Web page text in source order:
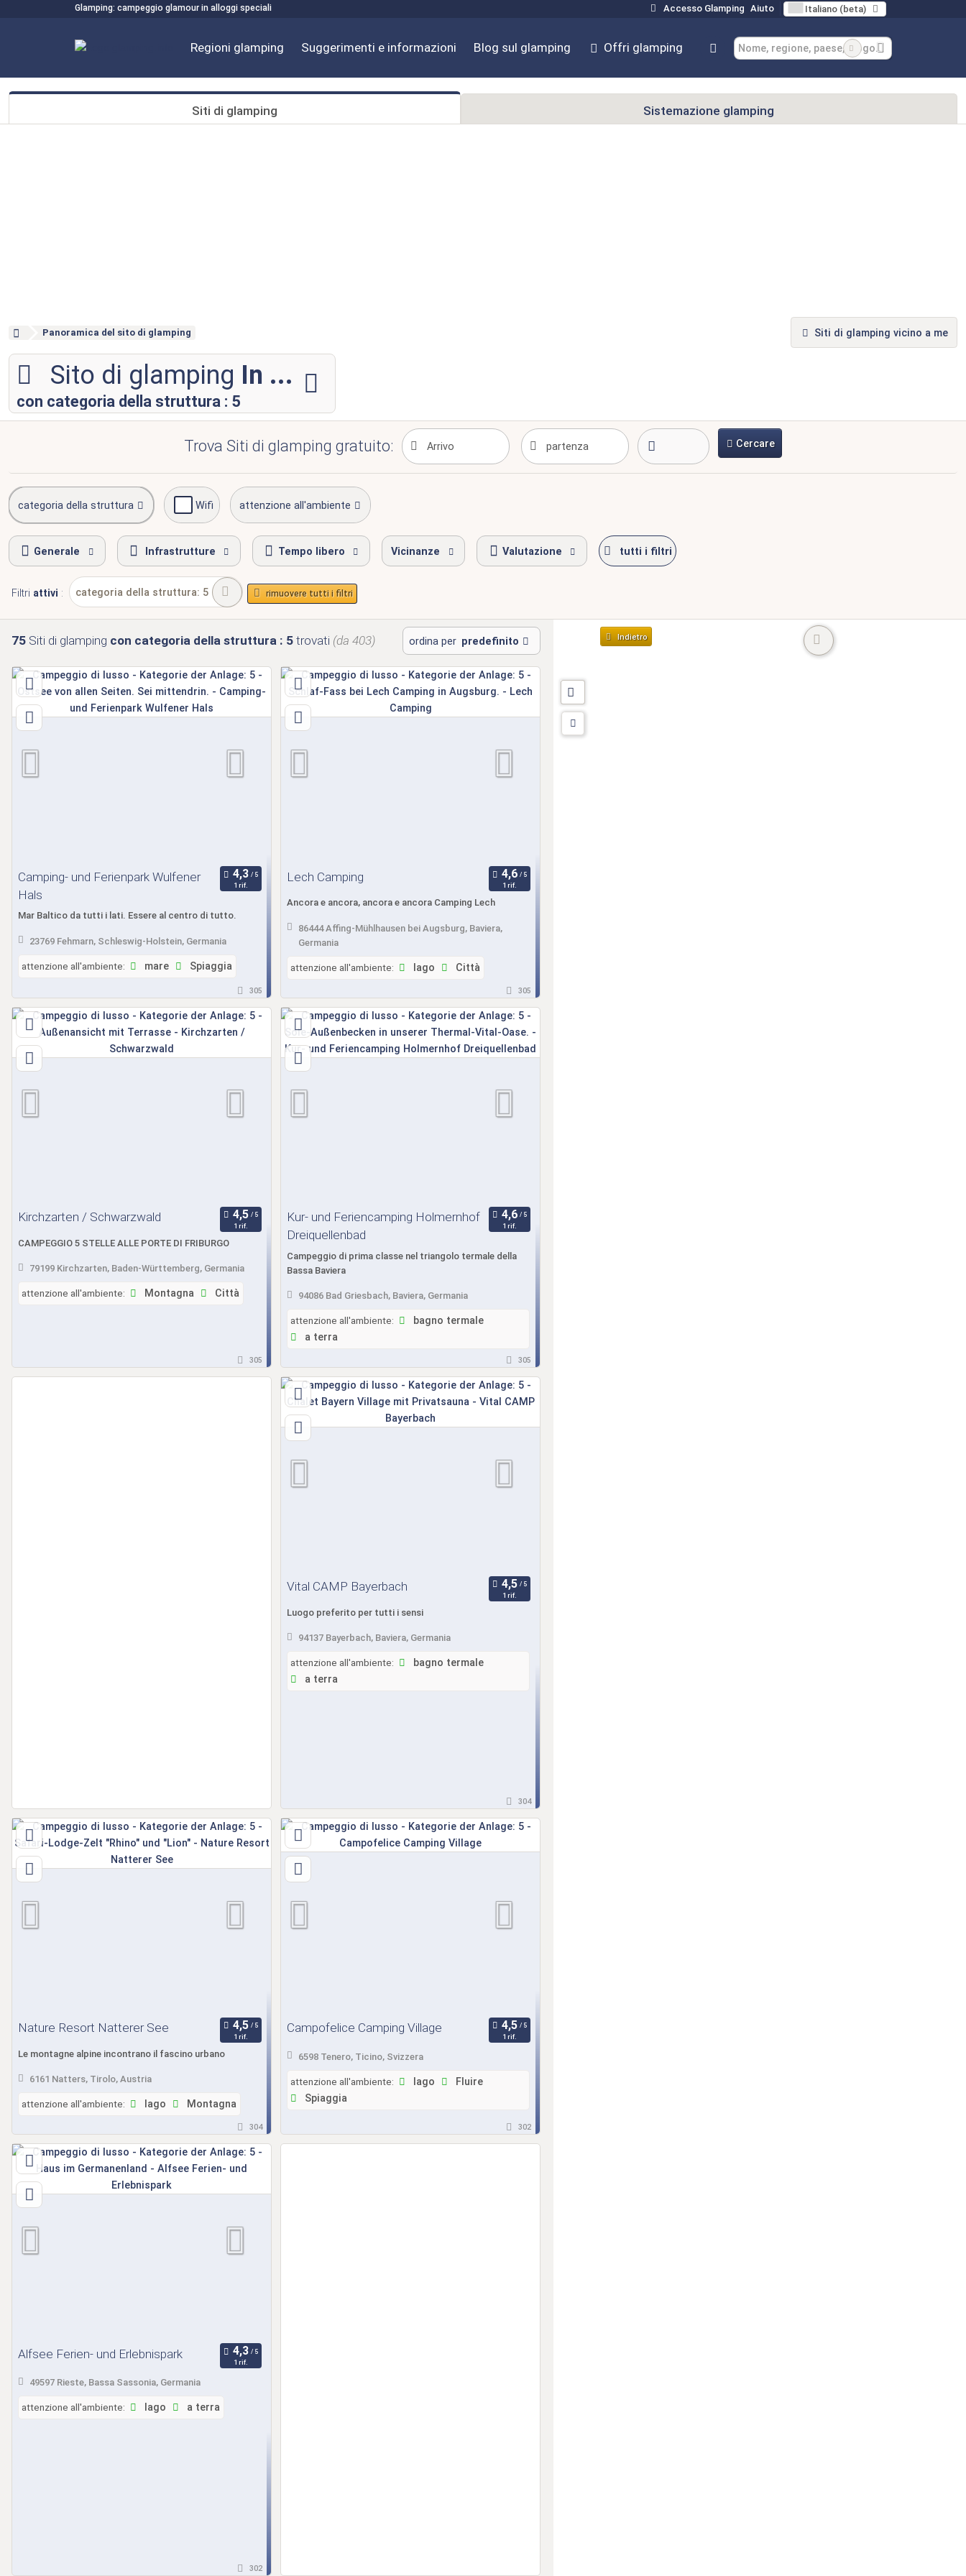
Glamping: campeggio glamour in alloggi speciali Accesso Glamping Aiuto Italiano (beta)
Regioni glamping Suggerimenti e informazioni Blog sul glamping Offri glamping
Siti di glamping Sistemazione glamping
Panoramica del sito di glamping Siti di glamping vicino a me
Sito di glamping In ...
con categoria della struttura : 5
Trova Siti di glamping gratuito: Cercare
categoria della struttura Wifi attenzione all'ambiente
Generale Infrastrutture Tempo libero Vicinanze Valutazione tutti i filtri
Filtri attivi : categoria della struttura: 5 rimuovere tutti i filtri
75 Siti di glamping con categoria della struttura : 5 trovati (da 403) ordina per predefinito
Camping- und Ferienpark Wulfener
Hals
1 rif.
Mar Baltico da tutti i lati. Essere al centro di tutto.
23769 Fehmarn, Schleswig-Holstein, Germania
attenzione all'ambiente: mare Spiaggia
305
Lech Camping
1 rif.
Ancora e ancora, ancora e ancora Camping Lech
86444 Affing-Mühlhausen bei Augsburg, Baviera,
Germania
attenzione all'ambiente: lago Città
305
Kirchzarten / Schwarzwald
1 rif.
CAMPEGGIO 5 STELLE ALLE PORTE DI FRIBURGO
79199 Kirchzarten, Baden-Württemberg, Germania
attenzione all'ambiente: Montagna Città
305
Kur- und Feriencamping Holmernhof
Dreiquellenbad
1 rif.
Campeggio di prima classe nel triangolo termale della
Bassa Baviera
94086 Bad Griesbach, Baviera, Germania
attenzione all'ambiente:
bagno termale
a terra
305
Vital CAMP Bayerbach
1 rif.
Luogo preferito per tutti i sensi
94137 Bayerbach, Baviera, Germania
attenzione all'ambiente:
bagno termale
a terra
304
Nature Resort Natterer See
1 rif.
Le montagne alpine incontrano il fascino urbano
6161 Natters, Tirolo, Austria
attenzione all'ambiente: lago Montagna
304
Campofelice Camping Village
1 rif.
6598 Tenero, Ticino, Svizzera
attenzione all'ambiente: lago
Fluire
Spiaggia
302
Alfsee Ferien- und Erlebnispark
1 rif.
49597 Rieste, Bassa Sassonia, Germania
attenzione all'ambiente: lago a terra
302
Indietro